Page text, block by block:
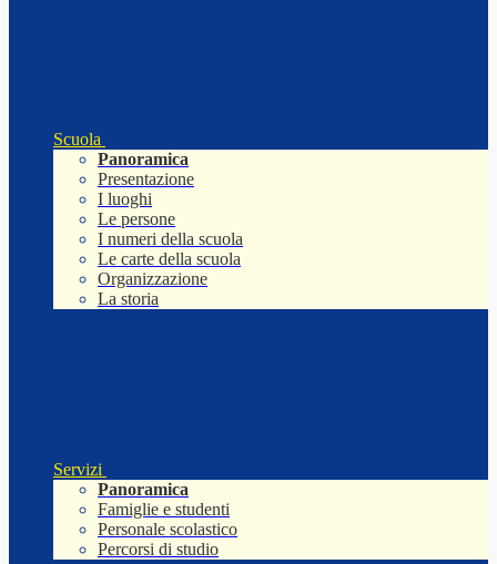
Scuola
Panoramica
Presentazione
I luoghi
Le persone
I numeri della scuola
Le carte della scuola
Organizzazione
La storia
Servizi
Panoramica
Famiglie e studenti
Personale scolastico
Percorsi di studio